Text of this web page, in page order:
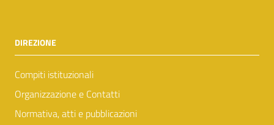
DIREZIONE
Compiti istituzionali
Organizzazione e Contatti
Normativa, atti e pubblicazioni